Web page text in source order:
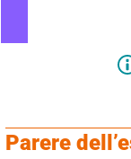
Parere